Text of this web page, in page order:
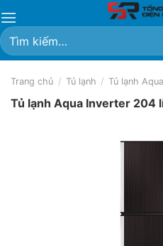
đến
nội
dung
Tìm
kiếm:
Trang chủ / Tủ lạnh / Tủ lạnh Aqua
Tủ lạnh Aqua Inverter 204